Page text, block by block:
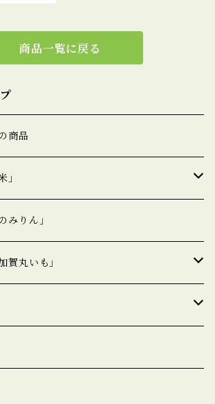
商品一覧に戻る
商品
」
予約】
備中】
りん」
丸いも」
】
バッグ」